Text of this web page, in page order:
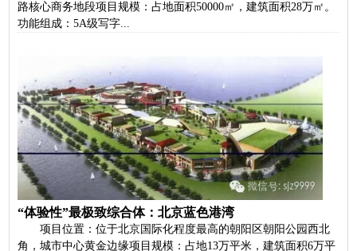
路核心商务地段项目规模：占地面积50000㎡，建筑面积28万㎡。
功能组成：5A级写字...
“体验性”最极致综合体：北京蓝色港湾
项目位置：位于北京国际化程度最高的朝阳区朝阳公园西北
角，城市中心黄金边缘项目规模：占地13万平米，建筑面积6万平